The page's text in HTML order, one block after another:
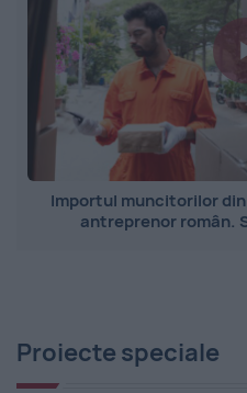
Importul muncitorilor
antreprenor român.
Proiecte speciale